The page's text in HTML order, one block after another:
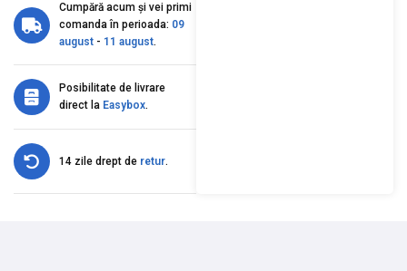
Cumpără acum și vei primi
comanda în perioada: 09
august - 11 august.
Posibilitate de livrare
direct la Easybox.
14 zile drept de retur.